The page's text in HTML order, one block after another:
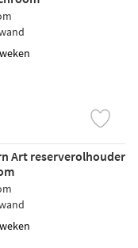
Art reserverolhouder